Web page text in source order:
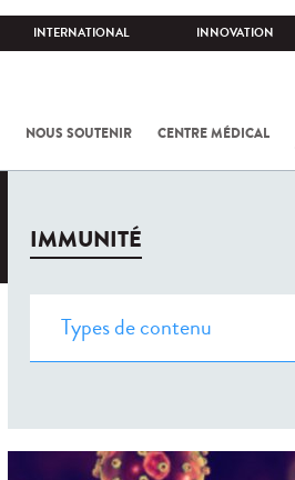
INTERNATIONAL INNOVATION
NOUS SOUTENIR CENTRE MÉDICAL
IMMUNITÉ